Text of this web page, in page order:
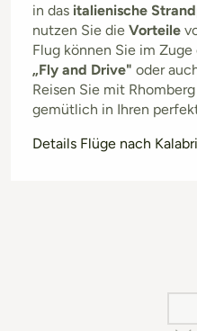
in das italienische
nutzen Sie die Vorteile
Flug können Sie im Zuge
„Fly and Drive" oder
Reisen Sie mit
gemütlich in Ihren
Details Flüge nach